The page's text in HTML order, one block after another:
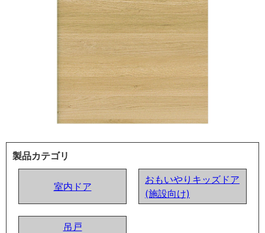
製品カテゴリ
室内ドア
おもいやりキッズドア
(施設向け)
吊戸